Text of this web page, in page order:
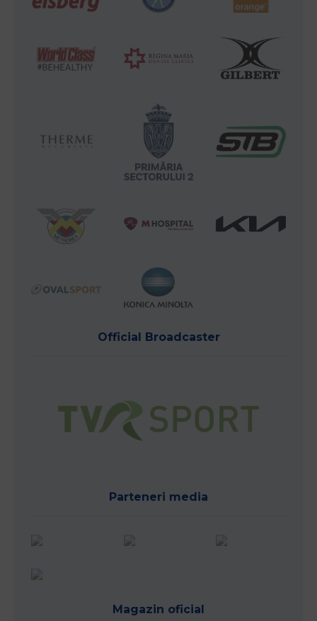
Official Broadcaster
Parteneri media
Magazin oficial